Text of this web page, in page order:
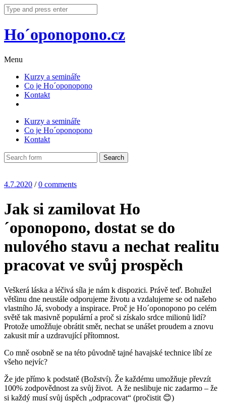
Ho´oponopono.cz
Menu
Kurzy a semináře
Co je Ho´oponopono
Kontakt
Kurzy a semináře
Co je Ho´oponopono
Kontakt
4.7.2020 / 0 comments
Jak si zamilovat Ho
´oponopono, dostat se do
nulového stavu a nechat realitu
pracovat ve svůj prospěch
Veškerá láska a léčivá síla je nám k dispozici. Právě teď. Bohužel
většinu dne neustále odporujeme životu a vzdalujeme se od našeho
vlastního Já, svobody a inspirace. Proč je Ho´oponopono po celém
světě tak masivně populární a proč si získalo srdce milionů lidí?
Protože umožňuje obrátit směr, nechat se unášet proudem a znovu
zakusit mír a uzdravující přítomnost.
Co mně osobně se na této původně tajné havajské technice líbí ze
všeho nejvíc?
Že jde přímo k podstatě (Božství). Že každému umožňuje převzít
100% zodpovědnost za svůj život. A že neslibuje nic zadarmo – že
si každý musí svůj úspěch „odpracovat“ (pročistit 😊)